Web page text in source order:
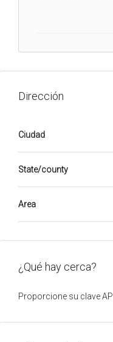
Dirección
Ciudad
State/county
Area
¿Qué hay cerca?
Proporcione su clave API